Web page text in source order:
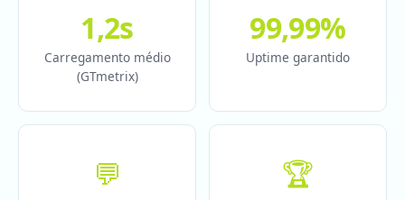
1,2s
Carregamento médio
(GTmetrix)
99,99%
Uptime garantido
💬
🏆